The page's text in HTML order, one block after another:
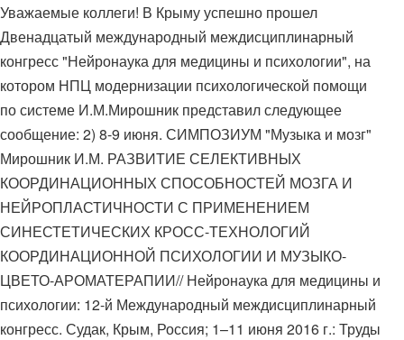
Уважаемые коллеги! В Крыму успешно прошел
Двенадцатый международный междисциплинарный
конгресс "Нейронаука для медицины и психологии", на
котором НПЦ модернизации психологической помощи
по системе И.М.Мирошник представил следующее
сообщение: 2) 8-9 июня. СИМПОЗИУМ "Музыка и мозг"
Мирошник И.М. РАЗВИТИЕ СЕЛЕКТИВНЫХ
КООРДИНАЦИОННЫХ СПОСОБНОСТЕЙ МОЗГА И
НЕЙРОПЛАСТИЧНОСТИ С ПРИМЕНЕНИЕМ
СИНЕСТЕТИЧЕСКИХ КРОСС-ТЕХНОЛОГИЙ
КООРДИНАЦИОННОЙ ПСИХОЛОГИИ И МУЗЫКО-
ЦВЕТО-АРОМАТЕРАПИИ// Нейронаука для медицины и
психологии: 12-й Международный междисциплинарный
конгресс. Судак, Крым, Россия; 1–11 июня 2016 г.: Труды